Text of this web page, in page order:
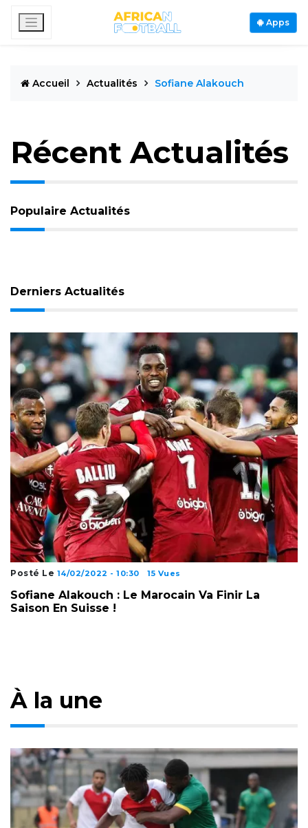
Apps
Accueil Actualités Sofiane Alakouch
Récent Actualités
Populaire Actualités
Derniers Actualités
Posté Le 14/02/2022 - 10:30 15 Vues
Sofiane Alakouch : Le Marocain Va Finir La
Saison En Suisse !
À la une